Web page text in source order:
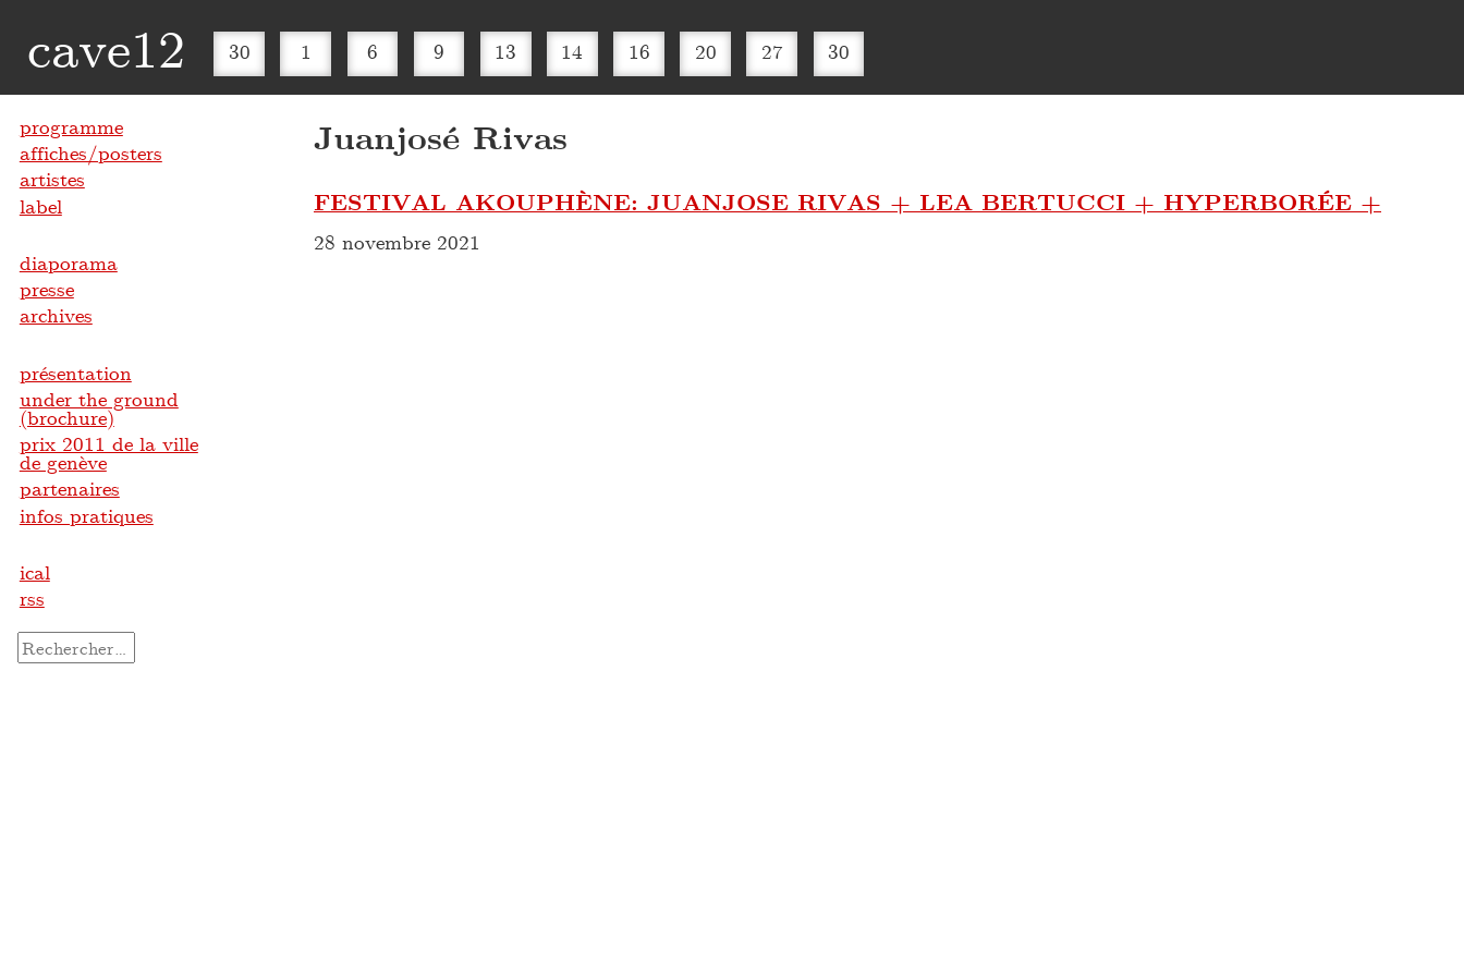
cave12 30 1 6 9 13 14 16 20 27 30
Juanjosé Rivas
FESTIVAL AKOUPHÈNE: JUANJOSE RIVAS + LEA BERTUCCI + HYPERBORÉE +
28 novembre 2021
programme
affiches/posters
artistes
label
diaporama
presse
archives
présentation
under the ground
(brochure)
prix 2011 de la ville
de genève
partenaires
infos pratiques
ical
rss
Rechercher :